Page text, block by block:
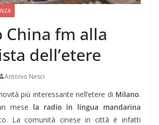
China fm alla
dell’etere
Antonio Nesci
più interessante nell’etere di Milano.
mese la radio in lingua mandarina
La comunità cinese in città è infatti